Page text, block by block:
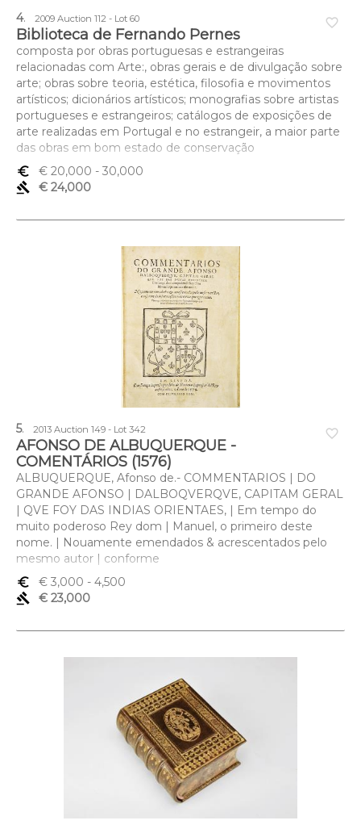
favorite_border
4. 2009 Auction 112 - Lot 60
Biblioteca de Fernando Pernes
composta por obras portuguesas e estrangeiras
relacionadas com Arte:, obras gerais e de divulgação sobre
arte; obras sobre teoria, estética, filosofia e movimentos
artísticos; dicionários artísticos; monografias sobre artistas
portugueses e estrangeiros; catálogos de exposições de
arte realizadas em Portugal e no estrangeir, a maior parte
das obras em bom estado de conservação
euro_symbol
€ 20,000 - 30,000
gavel
€ 24,000
favorite_border
5. 2013 Auction 149 - Lot 342
AFONSO DE ALBUQUERQUE -
COMENTÁRIOS (1576)
ALBUQUERQUE, Afonso de.- COMMENTARIOS | DO
GRANDE AFONSO | DALBOQVERQVE, CAPITAM GERAL
| QVE FOY DAS INDIAS ORIENTAES, | Em tempo do
muito poderoso Rey dom | Manuel, o primeiro deste
nome. | Nouamente emendados & acrescentados pelo
mesmo autor | conforme
euro_symbol
€ 3,000 - 4,500
gavel
€ 23,000